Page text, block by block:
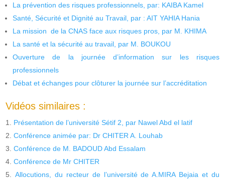
La prévention des risques professionnels, par: KAIBA Kamel
Santé, Sécurité et Dignité au Travail, par : AIT YAHIA Hania
La mission de la CNAS face aux risques pros, par M. KHIMA
La santé et la sécurité au travail, par M. BOUKOU
Ouverture de la journée d’information sur les risques
professionnels
Débat et échanges pour clôturer la journée sur l’accréditation
Vidéos similaires :
Présentation de l’université Sétif 2, par Nawel Abd el latif
Conférence animée par: Dr CHITER A. Louhab
Conférence de M. BADOUD Abd Essalam
Conférence de Mr CHITER
Allocutions, du recteur de l’université de A.MIRA Bejaia et du